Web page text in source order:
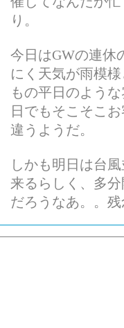
り。
今日はGWの連休
にく天気が雨模
もの平日のよう
日でもそこそこ
違うようだ。
しかも明日は台
来るらしく、多
だろうなあ。。